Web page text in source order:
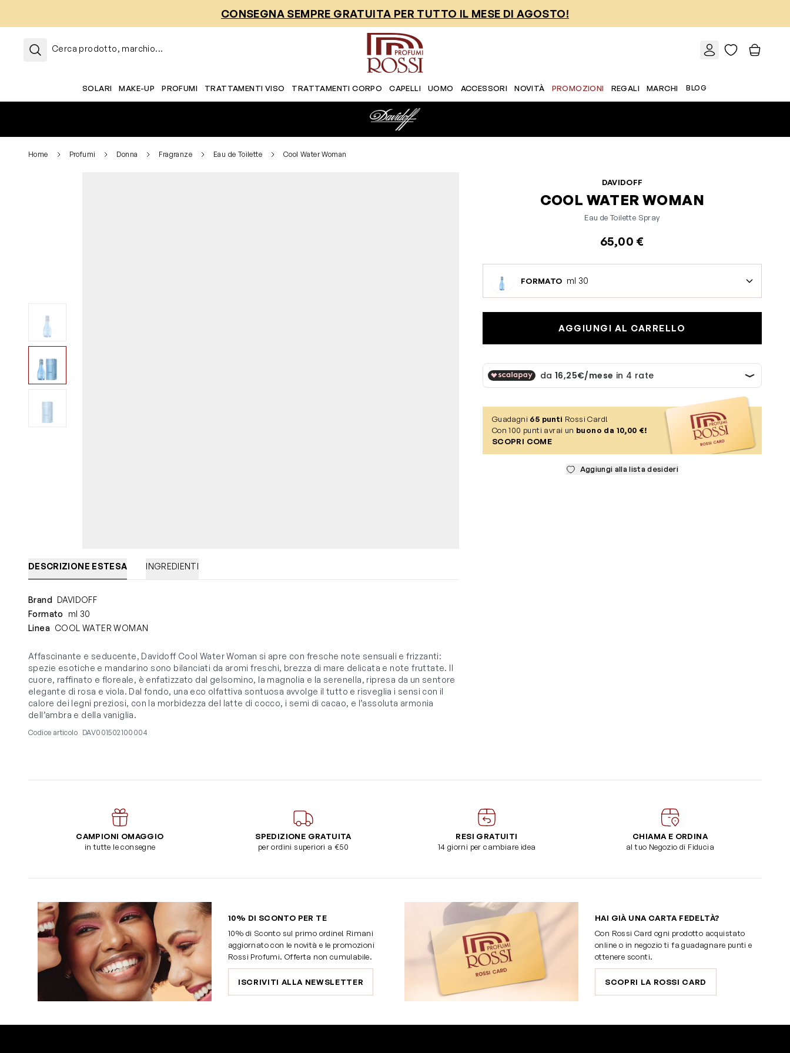
CONSEGNA SEMPRE GRATUITA PER TUTTO IL MESE DI AGOSTO!
Cerca prodotto, marchio...
SOLARI MAKE-UP PROFUMI TRATTAMENTI VISO TRATTAMENTI CORPO CAPELLI UOMO ACCESSORI NOVITÀ PROMOZIONI REGALI MARCHI BLOG
Home Profumi Donna Fragranze Eau de Toilette Cool Water Woman
DAVIDOFF
COOL WATER WOMAN
Eau de Toilette Spray
65,00 €
FORMATO ml 30
AGGIUNGI AL CARRELLO
Guadagni 65 punti Rossi Card!
Con 100 punti avrai un buono da 10,00 €!
SCOPRI COME
Aggiungi alla lista desideri
DESCRIZIONE ESTESA INGREDIENTI
Brand DAVIDOFF
Formato
ml 30
Linea COOL WATER WOMAN
Affascinante e seducente, Davidoff Cool Water Woman si apre con fresche note sensuali e frizzanti:
spezie esotiche e mandarino sono bilanciati da aromi freschi, brezza di mare delicata e note fruttate. Il
cuore, raffinato e floreale, è enfatizzato dal gelsomino, la magnolia e la serenella, ripresa da un sentore
elegante di rosa e viola. Dal fondo, una eco olfattiva sontuosa avvolge il tutto e risveglia i sensi con il
calore dei legni preziosi, con la morbidezza del latte di cocco, i semi di cacao, e l’assoluta armonia
dell’ambra e della vaniglia.
Codice articolo DAV001502100004
CAMPIONI OMAGGIO
in tutte le consegne
SPEDIZIONE GRATUITA
per ordini superiori a €50
RESI GRATUITI
14 giorni per cambiare idea
CHIAMA E ORDINA
al tuo Negozio di Fiducia
10% DI SCONTO PER TE
10% di Sconto sul primo ordine! Rimani
aggiornato con le novità e le promozioni
Rossi Profumi. Offerta non cumulabile.
ISCRIVITI ALLA NEWSLETTER
HAI GIÀ UNA CARTA FEDELTÀ?
Con Rossi Card ogni prodotto acquistato
online o in negozio ti fa guadagnare punti e
ottenere sconti.
SCOPRI LA ROSSI CARD